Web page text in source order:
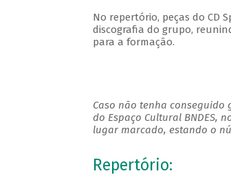
No repertório, peças do CD
discografia do grupo,
para a formação.
Caso não tenha
do Espaço Cultural BNDES,
lugar marcado, estando o
Repertório: